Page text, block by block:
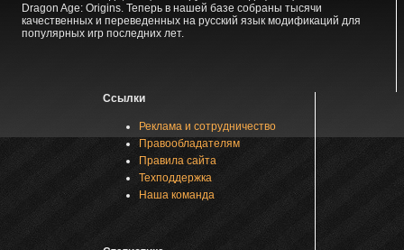
Dragon Age: Origins. Теперь в нашей базе собраны тысячи
качественных и переведенных на русский язык модификаций для
популярных игр последних лет.
Ссылки
Реклама и сотрудничество
Правообладателям
Правила сайта
Техподдержка
Наша команда